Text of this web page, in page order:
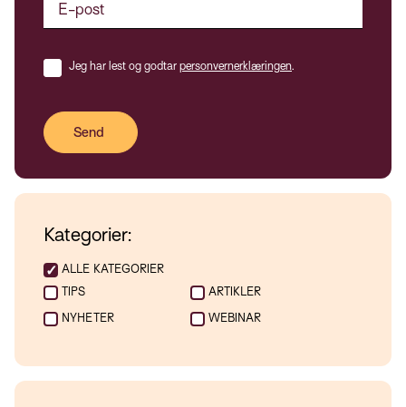
Jeg har lest og godtar personvernerklæringen.
Kategorier:
ALLE KATEGORIER
TIPS
ARTIKLER
NYHETER
WEBINAR